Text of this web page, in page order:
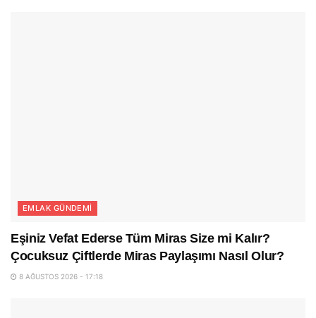
EMLAK GÜNDEMI
Eşiniz Vefat Ederse Tüm Miras Size mi Kalır?
Çocuksuz Çiftlerde Miras Paylaşımı Nasıl Olur?
8 AĞUSTOS 2026 - 17:18